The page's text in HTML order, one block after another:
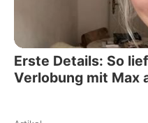
Erste Details: So
Verlobung mit Max